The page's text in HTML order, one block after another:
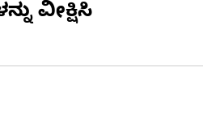
ವೀಕ್ಷಿಸಿ